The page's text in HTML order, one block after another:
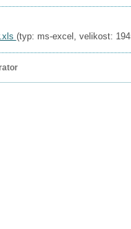
(typ: ms-excel, velikost: